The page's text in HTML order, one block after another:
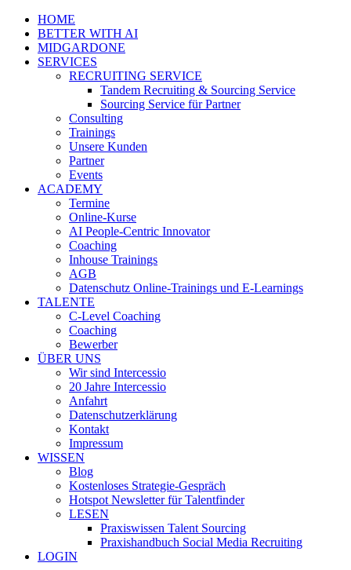
HOME
BETTER WITH AI
MIDGARDONE
SERVICES
RECRUITING SERVICE
Tandem Recruiting & Sourcing Service
Sourcing Service für Partner
Consulting
Trainings
Unsere Kunden
Partner
Events
ACADEMY
Termine
Online-Kurse
AI People-Centric Innovator
Coaching
Inhouse Trainings
AGB
Datenschutz Online-Trainings und E-Learnings
TALENTE
C-Level Coaching
Coaching
Bewerber
ÜBER UNS
Wir sind Intercessio
20 Jahre Intercessio
Anfahrt
Datenschutzerklärung
Kontakt
Impressum
WISSEN
Blog
Kostenloses Strategie-Gespräch
Hotspot Newsletter für Talentfinder
LESEN
Praxiswissen Talent Sourcing
Praxishandbuch Social Media Recruiting
LOGIN